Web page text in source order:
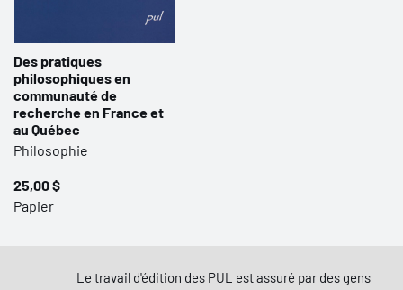
Des pratiques
philosophiques en
communauté de
recherche en France et
au Québec
Philosophie
25,00 $
Papier
Le travail d'édition des PUL est assuré par des gens